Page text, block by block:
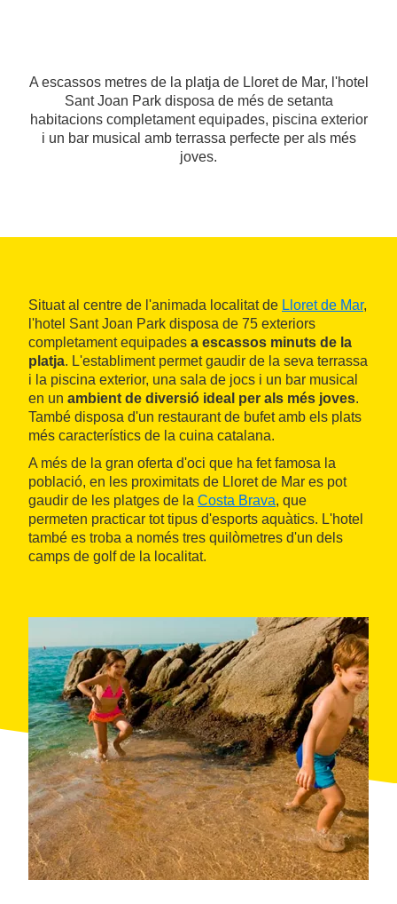
A escassos metres de la platja de Lloret de Mar, l'hotel
Sant Joan Park disposa de més de setanta
habitacions completament equipades, piscina exterior
i un bar musical amb terrassa perfecte per als més
joves.
Situat al centre de l'animada localitat de Lloret de Mar,
l'hotel Sant Joan Park disposa de 75 exteriors
completament equipades a escassos minuts de la
platja. L'establiment permet gaudir de la seva terrassa
i la piscina exterior, una sala de jocs i un bar musical
en un ambient de diversió ideal per als més joves.
També disposa d'un restaurant de bufet amb els plats
més característics de la cuina catalana.
A més de la gran oferta d'oci que ha fet famosa la
població, en les proximitats de Lloret de Mar es pot
gaudir de les platges de la Costa Brava, que
permeten practicar tot tipus d'esports aquàtics. L'hotel
també es troba a només tres quilòmetres d'un dels
camps de golf de la localitat.